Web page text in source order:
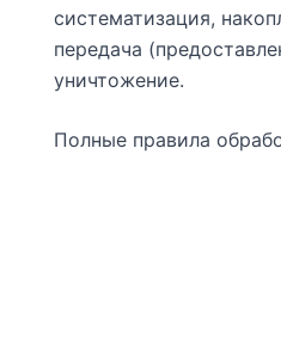
систематизация,
передача
уничтожение.
Полные правила